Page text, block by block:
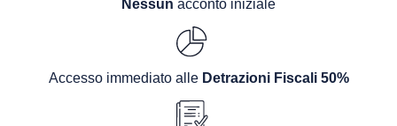
Nessun acconto iniziale
Accesso immediato alle Detrazioni Fiscali 50%